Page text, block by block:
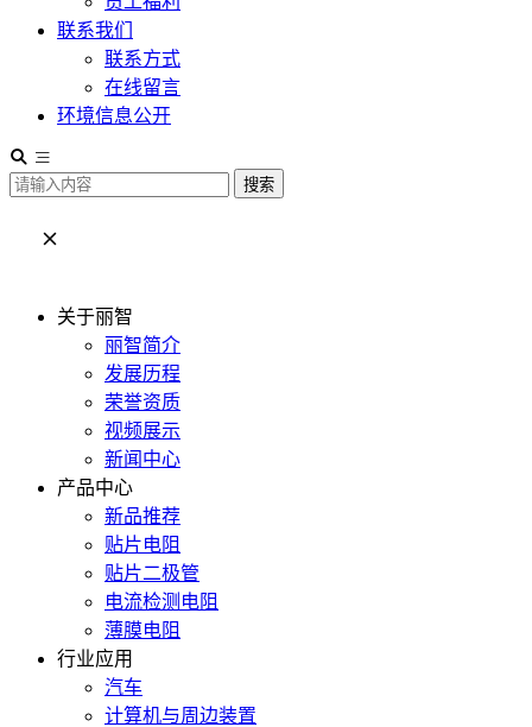
联系我们
联系方式
在线留言
环境信息公开
搜索
关于丽智
丽智简介
发展历程
荣誉资质
视频展示
新闻中心
产品中心
新品推荐
贴片电阻
贴片二极管
电流检测电阻
薄膜电阻
行业应用
汽车
计算机与周边装置